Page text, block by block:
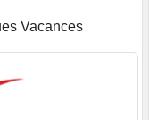
Vacances